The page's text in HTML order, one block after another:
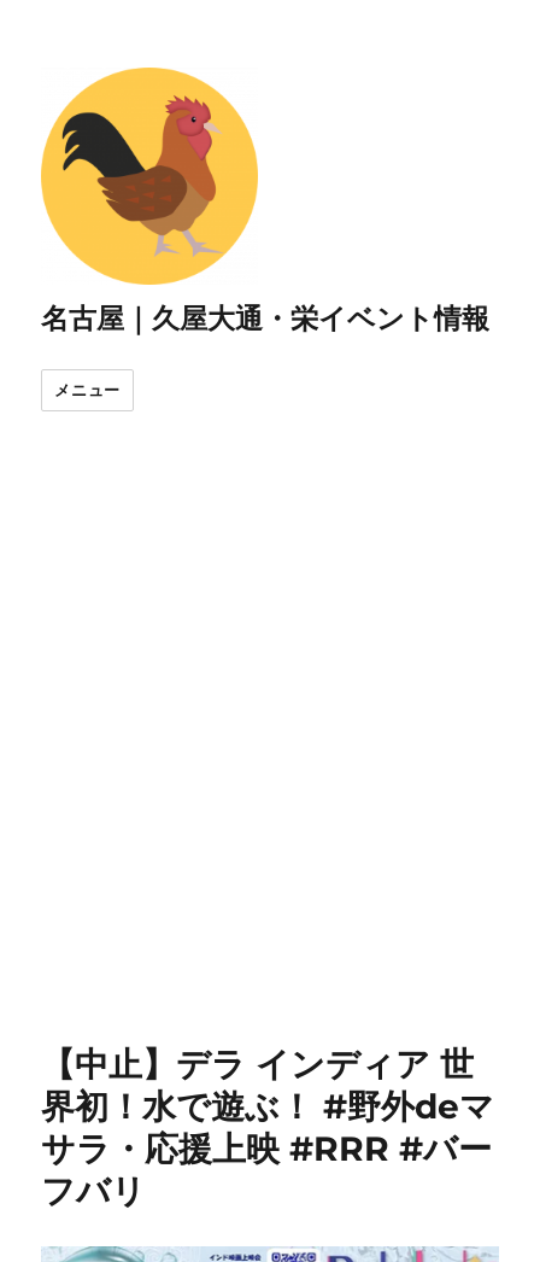
名古屋｜久屋大通・栄イベント情報
メニュー
【中止】デラ インディア 世
界初！水で遊ぶ！ #野外deマ
サラ・応援上映 #RRR #バー
フバリ